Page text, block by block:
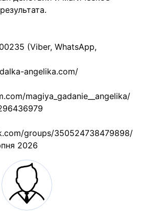
(Viber, WhatsApp,
angelika.com/
magiya_gadanie__angelika/
groups/350524738479898/
2026